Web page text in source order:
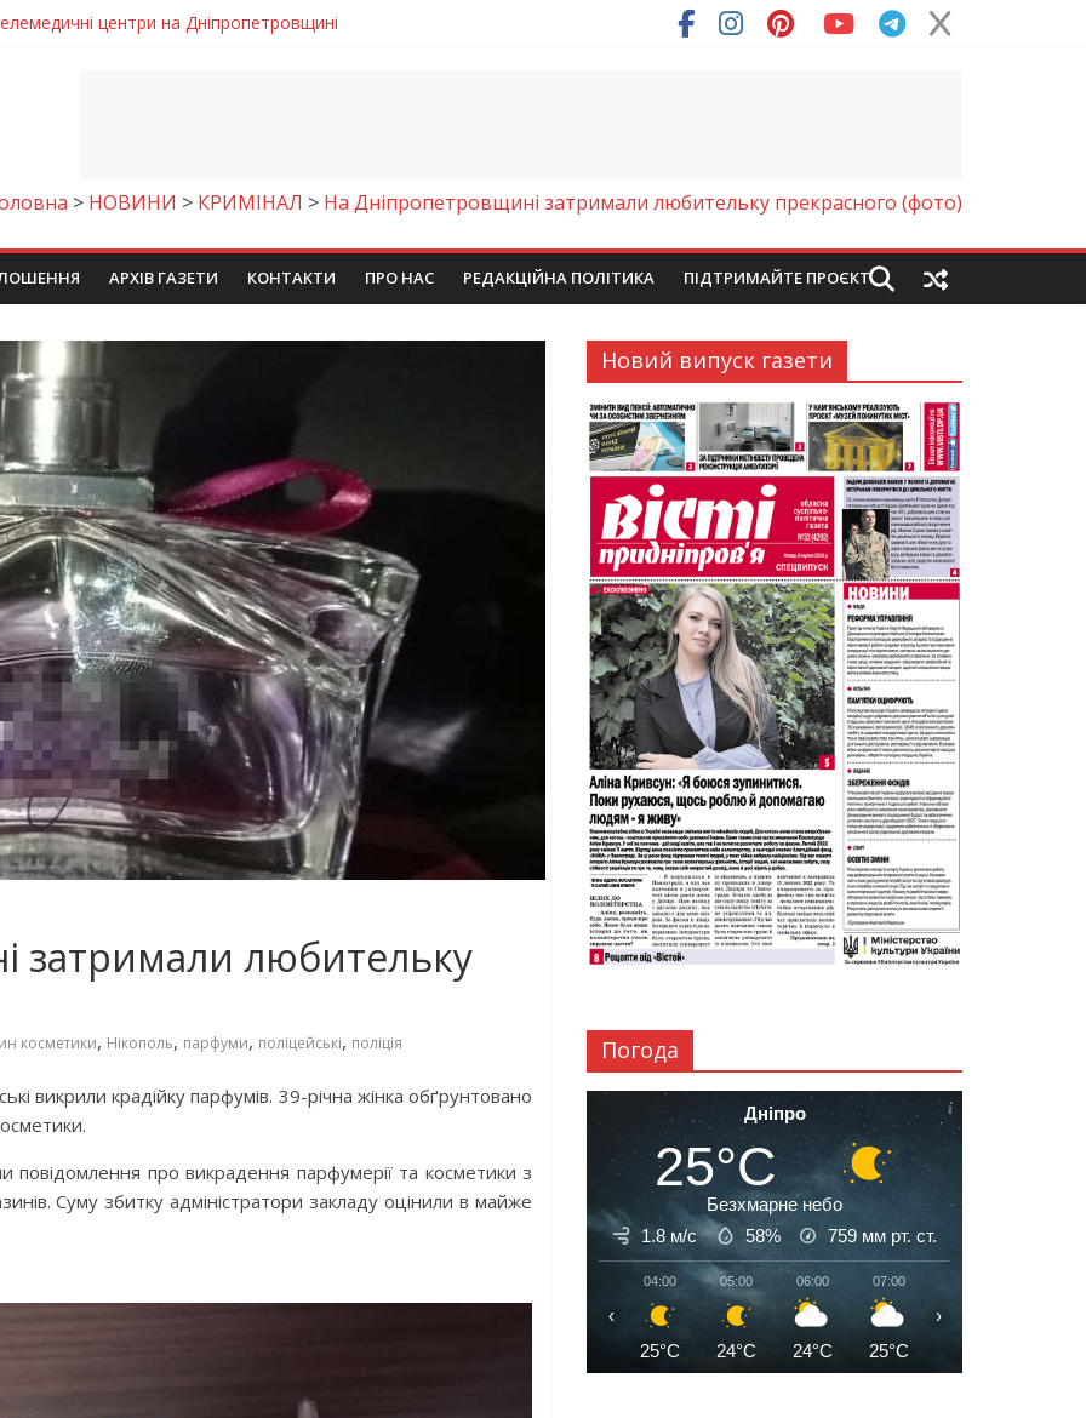
центри на Дніпропетровщині
досліджують місце розташування легендарного монастиря (Фото)
шанс на власне житло
важлива правильна комунікація
> НОВИНИ > КРИМІНАЛ > На Дніпропетровщині затримали любительку прекрасного (фото)
АРХІВ ГАЗЕТИ КОНТАКТИ ПРО НАС РЕДАКЦІЙНА ПОЛІТИКА ПІДТРИМАЙТЕ ПРОЄКТ
затримали любительку
косметики, Нікополь, парфуми, поліцейські, поліція
викрили крадійку парфумів. 39-річна жінка обґрунтовано
повідомлення про викрадення парфумерії та косметики з
Суму збитку адміністратори закладу оцінили в майже
Новий випуск газети
Погода
Дніпро
25°C
Безхмарне небо
1.8 м/с
58% 759 мм рт. ст.
04:00
25°C
05:00
24°C
06:00
24°C
07:00
25°C
‹ ›